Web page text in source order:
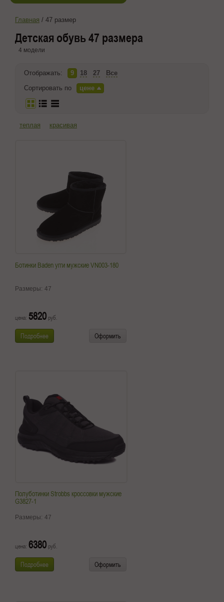
Главная / 47 размер
Детская обувь 47 размера
4 модели
Отображать: 9 18 27
Все
Сортировать по
цене
теплая красивая
Ботинки Baden угги мужские VN003-180
Размеры: 47
цена: 5820 руб.
Подробнее Оформить
Полуботинки Strobbs кроссовки мужские
G3827-1
Размеры: 47
цена: 6380 руб.
Подробнее Оформить